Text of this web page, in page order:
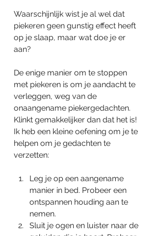
Waarschijnlijk wist je al wel dat
piekeren geen gunstig effect heeft
op je slaap, maar wat doe je er
aan?
De enige manier om te stoppen
met piekeren is om je aandacht te
verleggen, weg van de
onaangename piekergedachten.
Klinkt gemakkelijker dan dat het is!
Ik heb een kleine oefening om je te
helpen om je gedachten te
verzetten:
Leg je op een aangename
manier in bed. Probeer een
ontspannen houding aan te
nemen.
Sluit je ogen en luister naar de